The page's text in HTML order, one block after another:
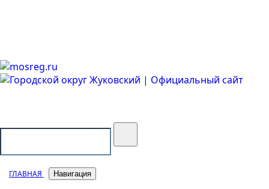
ГЛАВНАЯ Навигация